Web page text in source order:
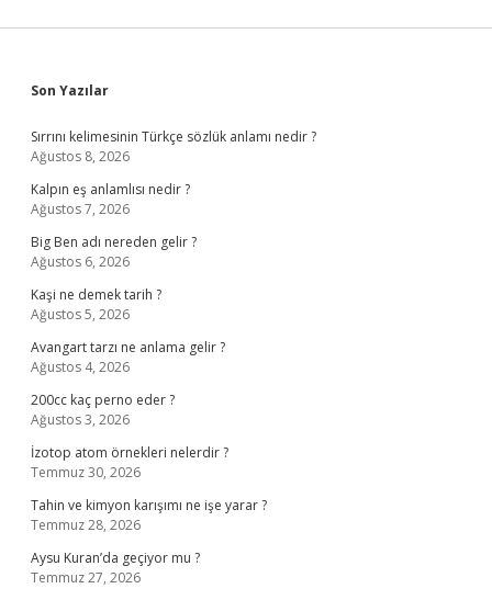
Sidebar
Son Yazılar
Sırrını kelimesinin Türkçe sözlük anlamı nedir ?
Ağustos 8, 2026
Kalpın eş anlamlısı nedir ?
Ağustos 7, 2026
Big Ben adı nereden gelir ?
Ağustos 6, 2026
Kaşi ne demek tarih ?
Ağustos 5, 2026
Avangart tarzı ne anlama gelir ?
Ağustos 4, 2026
200cc kaç perno eder ?
Ağustos 3, 2026
İzotop atom örnekleri nelerdir ?
Temmuz 30, 2026
Tahin ve kimyon karışımı ne işe yarar ?
Temmuz 28, 2026
Aysu Kuran’da geçiyor mu ?
Temmuz 27, 2026